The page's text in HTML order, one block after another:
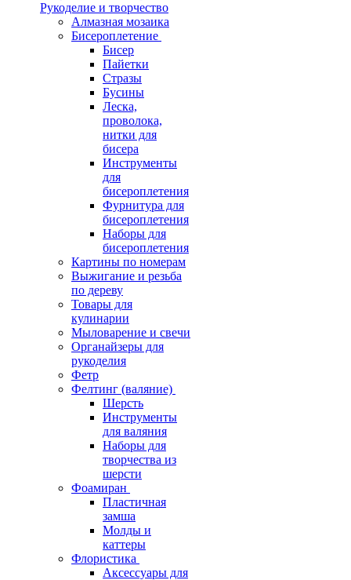
Рукоделие и творчество
Алмазная мозаика
Бисероплетение
Бисер
Пайетки
Стразы
Бусины
Леска,
проволока,
нитки для
бисера
Инструменты
для
бисероплетения
Фурнитура для
бисероплетения
Наборы для
бисероплетения
Картины по номерам
Выжигание и резьба
по дереву
Товары для
кулинарии
Мыловарение и свечи
Органайзеры для
рукоделия
Фетр
Фелтинг (валяние)
Шерсть
Инструменты
для валяния
Наборы для
творчества из
шерсти
Фоамиран
Пластичная
замша
Молды и
каттеры
Флористика
Аксессуары для